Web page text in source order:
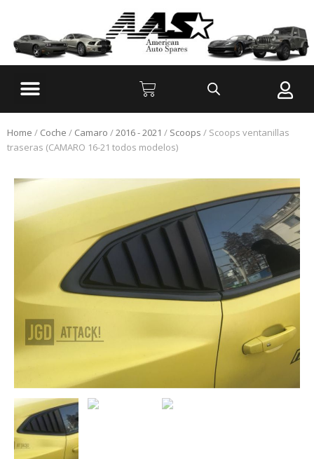
Home / Coche / Camaro /2016 - 2021 / Scoops / Scoops ventanillas
traseras (CAMARO 16-21 todos modelos)